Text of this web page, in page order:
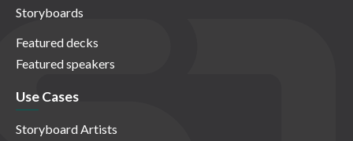
Storyboards
Featured decks
Featured speakers
Use Cases
Storyboard Artists